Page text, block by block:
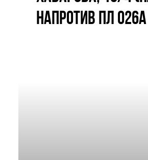
НАПРОТИВ ПЛ 026А